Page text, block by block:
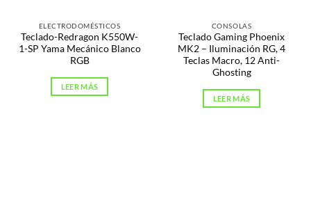
ELECTRODOMÉSTICOS
Teclado-Redragon K550W-
1-SP Yama Mecánico Blanco
RGB
LEER MÁS
CONSOLAS
Teclado Gaming Phoenix
MK2 – Iluminación RG, 4
Teclas Macro, 12 Anti-
Ghosting
LEER MÁS